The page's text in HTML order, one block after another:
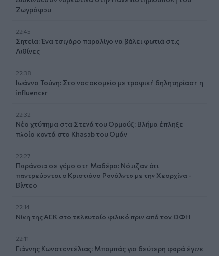
Ζωγράφου
22:45
Σητεία: Ένα τσιγάρο παραλίγο να βάλει φωτιά στις
Λιθίνες
22:38
Ιωάννα Τούνη: Στο νοσοκομείο με τροφική δηλητηρίαση η
influencer
22:32
Νέο χτύπημα στα Στενά του Ορμούζ: Βλήμα έπληξε
πλοίο κοντά στο Khasab του Ομάν
22:27
Παράνοια σε γάμο στη Μαδέρα: Νόμιζαν ότι
παντρεύονται ο Κριστιάνο Ρονάλντο με την Χεορχίνα -
Βίντεο
22:14
Nίκη της ΑΕΚ στο τελευταίο φιλικό πριν από τον ΟΦΗ
22:11
Γιάννης Κωνσταντέλιας: Μπαμπάς για δεύτερη φορά έγινε